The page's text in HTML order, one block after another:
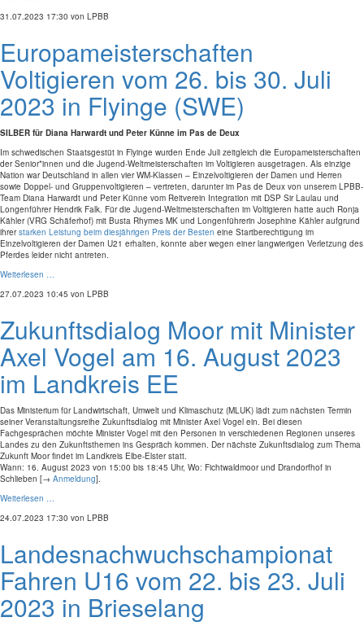
31.07.2023 17:30 von LPBB
Europameisterschaften
Voltigieren vom 26. bis 30. Juli
2023 in Flyinge (SWE)
SILBER für Diana Harwardt und Peter Künne im Pas de Deux
Im schwedischen Staatsgestüt in Flyinge wurden Ende Juli zeitgleich die Europameisterschaften
der Senior*innen und die Jugend-Weltmeisterschaften im Voltigieren ausgetragen. Als einzige
Nation war Deutschland in allen vier WM-Klassen – Einzelvoltigieren der Damen und Herren
sowie Doppel- und Gruppenvoltigieren – vertreten, darunter im Pas de Deux von unserem LPBB-
Team Diana Harwardt und Peter Künne vom Reitverein Integration mit DSP Sir Laulau und
Longenführer Hendrik Falk. Für die Jugend-Weltmeisterschaften im Voltigieren hatte auch Ronja
Kähler (VRG Schäferhof) mit Busta Rhymes MK und Longenführerin Josephine Kähler aufgrund
ihrerstarken Leistung beim diesjährigen Preis der Besten eine Startberechtigung im
Einzelvoltigieren der Damen U21 erhalten, konnte aber wegen einer langwierigen Verletzung des
Pferdes leider nicht antreten.
Weiterlesen …
27.07.2023 10:45 von LPBB
Zukunftsdialog Moor mit Minister
Axel Vogel am 16. August 2023
im Landkreis EE
Das Ministerium für Landwirtschaft, Umwelt und Klimaschutz (MLUK) lädt zum nächsten Termin
seiner Veranstaltungsreihe Zukunftsdialog mit Minister Axel Vogel ein. Bei diesen
Fachgesprächen möchte Minister Vogel mit den Personen in verschiedenen Regionen unseres
Landes zu den Zukunftsthemen ins Gespräch kommen. Der nächste Zukunftsdialog zum Thema
Zukunft Moor findet im Landkreis Elbe-Elster statt.
Wann: 16. August 2023 von 15:00 bis 18:45 Uhr, Wo: Fichtwaldmoor und Drandorfhof in
Schlieben [→ Anmeldung].
Weiterlesen …
24.07.2023 17:30 von LPBB
Landesnachwuchschampionat
Fahren U16 vom 22. bis 23. Juli
2023 in Brieselang